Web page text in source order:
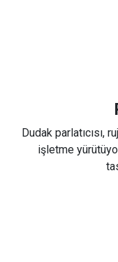
Dudak parlatıcısı,
işletme